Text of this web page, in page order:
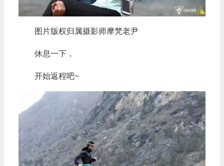
图片版权归属摄影师摩梵老尹
休息一下，
开始返程吧~